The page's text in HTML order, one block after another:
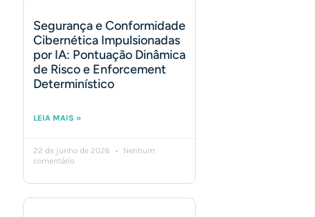
Segurança e Conformidade
Cibernética Impulsionadas
por IA: Pontuação Dinâmica
de Risco e Enforcement
Determinístico
LEIA MAIS »
22 de junho de 2026
Nenhum
comentário